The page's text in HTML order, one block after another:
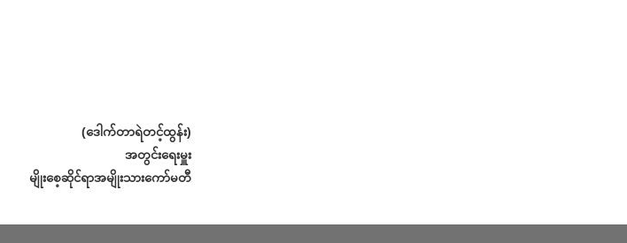
(ဒေါက်တာရဲတင့်ထွန်း)
အတွင်းရေးမှူး
မျိုးစေ့ဆိုင်ရာအမျိုးသားကော်မတီ